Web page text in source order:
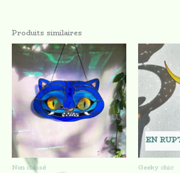
Produits similaires
Non classé
EN
Geeky chic